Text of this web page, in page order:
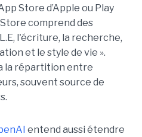
Store d’Apple ou Play
comprend des
l'écriture, la recherche,
et le style de vie ».
la répartition entre
souvent source de
entend aussi étendre